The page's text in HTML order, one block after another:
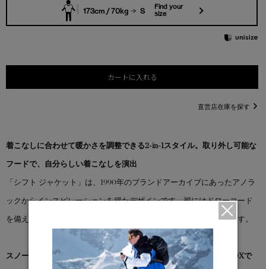
173cm / 70kg S
Find your
size
カートに入れる
直営店在庫を探す
着こなしに合わせて暖かさを調整できる2-in-1スタイル。取り外し可能な
フードで、自分らしい着こなしを演出
「シフト ジャケット」は、1990年のブランドアーカイブにあったアノラ
ックからインスピレーションを得たデザインです。裾にはドローコード
を備え、日々のコーディネートに合わせてフィット感を調節できます。
スノーグース by カナダグース コレクション対象商品は、専用のBOXで